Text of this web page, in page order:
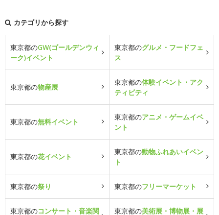
カテゴリから探す
東京都のGW(ゴールデンウィ
ーク)イベント
東京都のグルメ・フードフェ
ス
東京都の物産展
東京都の体験イベント・アク
ティビティ
東京都の無料イベント
東京都のアニメ・ゲームイベ
ント
東京都の花イベント
東京都の動物ふれあいイベン
ト
東京都の祭り 東京都のフリーマーケット
東京都のコンサート・音楽関 東京都の美術展・博物展・展